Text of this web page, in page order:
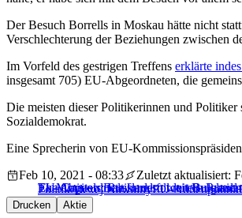
Der Besuch Borrells in Moskau hätte nicht
Verschlechterung der Beziehungen zwischen
Im Vorfeld des gestrigen Treffens erklärte
insgesamt 705) EU-Abgeordneten, die
Die meisten dieser Politikerinnen und
Sozialdemokrat.
Eine Sprecherin von EU-
Ex-Minister: Baltikum soll mit
The Capitals: Russland fordert
EU-Abgeordnete fordern weitere
Feb 10, 2021 - 08:33
Zuletzt aktualisiert:
PolitikAlexej NawalnyEU-Außenpolitik
Drucken Aktie